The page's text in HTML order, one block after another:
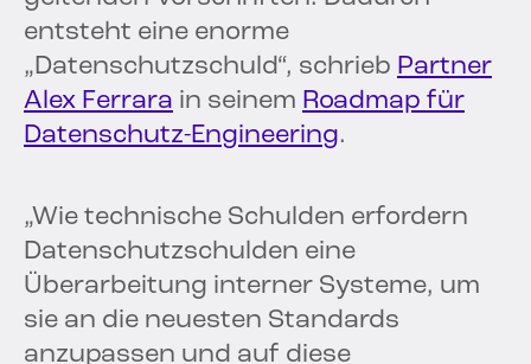
entsteht eine enorme
„Datenschutzschuld“, schrieb Partner
Alex Ferrara in seinem Roadmap für
Datenschutz-Engineering.
„Wie technische Schulden erfordern
Datenschutzschulden eine
Überarbeitung interner Systeme, um
sie an die neuesten Standards
anzupassen und auf diese